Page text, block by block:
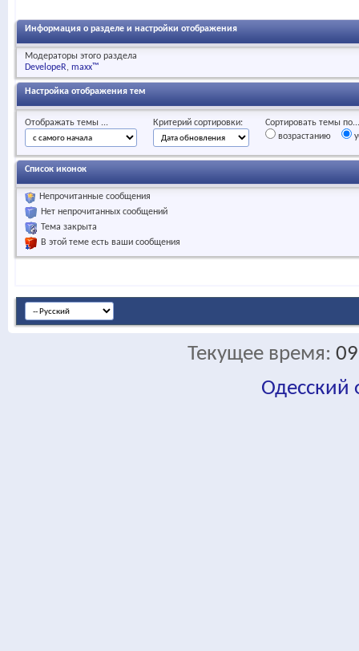
Информация о разделе и настройки отображения
Модераторы этого раздела
DevelopeR maxx™
Настройка отображения тем
Отображать темы ... Критерий сортировки:
Сортировать темы по...
возрастанию
Список иконок
Непрочитанные сообщения
Нет непрочитанных сообщений
Тема закрыта
В этой теме есть ваши сообщения
Текущее время:
Одесский